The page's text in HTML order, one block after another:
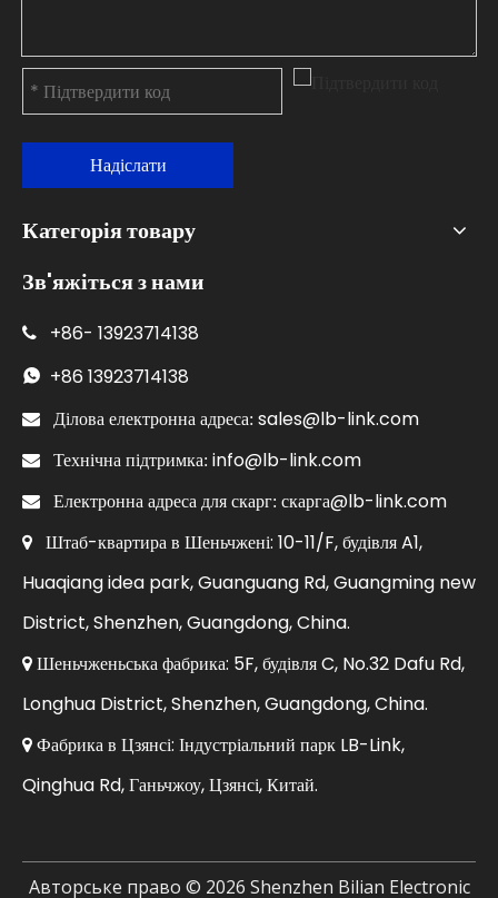
Надіслати
Категорія товару
Зв'яжіться з нами
 +86- 13923714138
 +86 13923714138
 Ділова електронна адреса: sales@lb-link.com
 Технічна підтримка: info@lb-link.com
 Електронна адреса для скарг: скарга@lb-link.com
 Штаб-квартира в Шеньчжені: 10-11/F, будівля A1,
Huaqiang idea park, Guanguang Rd, Guangming new
District, Shenzhen, Guangdong, China.
 Шеньчженьська фабрика: 5F, будівля C, No.32 Dafu Rd,
Longhua District, Shenzhen, Guangdong, China.
 Фабрика в Цзянсі: Індустріальний парк LB-Link,
Qinghua Rd, Ганьчжоу, Цзянсі, Китай.
Авторське право © 2026 Shenzhen Bilian Electronic